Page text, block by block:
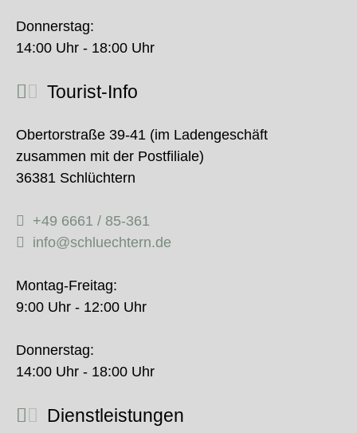
Donnerstag:
14:00 Uhr - 18:00 Uhr
Tourist-Info
Obertorstraße 39-41 (im Ladengeschäft
zusammen mit der Postfiliale)
36381 Schlüchtern
+49 6661 / 85-361
info@schluechtern.de
Montag-Freitag:
9:00 Uhr - 12:00 Uhr
Donnerstag:
14:00 Uhr - 18:00 Uhr
Dienstleistungen